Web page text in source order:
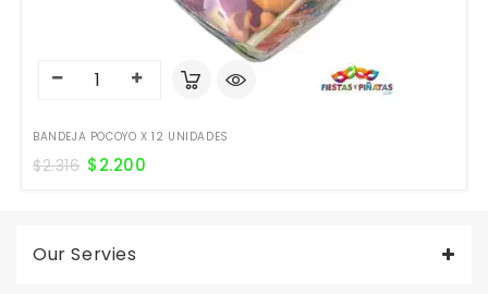
BANDEJA POCOYO X 12 UNIDADES
$2.316 $2.200
Our Servies